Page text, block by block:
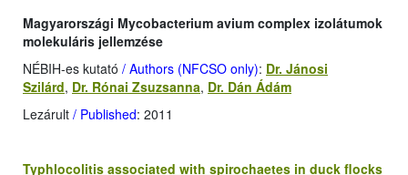
Magyarországi Mycobacterium avium complex izolátumok
molekuláris jellemzése
NÉBIH-es kutató / Authors (NFCSO only): Dr. Jánosi
Szilárd, Dr. Rónai Zsuzsanna, Dr. Dán Ádám
Lezárult / Published: 2011
Typhlocolitis associated with spirochaetes in duck flocks